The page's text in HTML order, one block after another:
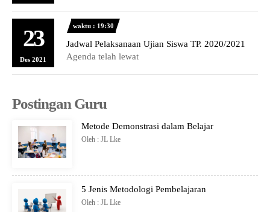
23
Des 2021
waktu : 19:30
Jadwal Pelaksanaan Ujian Siswa TP. 2020/2021
Agenda telah lewat
Postingan Guru
Metode Demonstrasi dalam Belajar
Oleh : JL Lke
5 Jenis Metodologi Pembelajaran
Oleh : JL Lke